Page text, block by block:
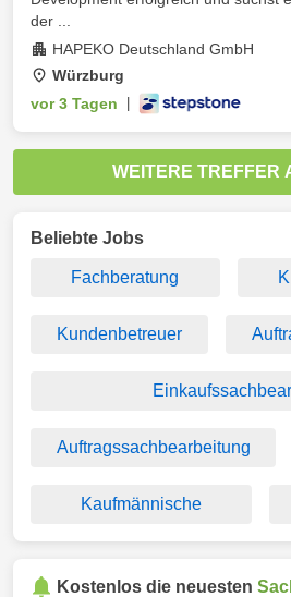
der ...
HAPEKO Deutschland GmbH
Würzburg
vor 3 Tagen
WEITERE TREFFER
Beliebte Jobs
Fachberatung
Kundenbetreuer
Auftragssachbearbeitung
Kaufmännische
Kostenlos die neuesten